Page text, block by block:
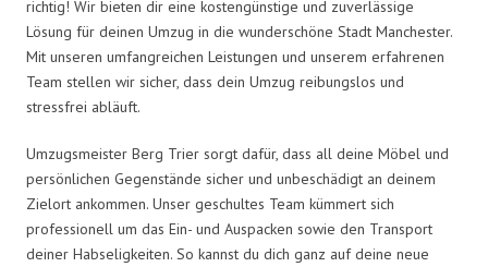
richtig! Wir bieten dir eine kostengünstige und zuverlässige
Lösung für deinen Umzug in die wunderschöne Stadt Manchester.
Mit unseren umfangreichen Leistungen und unserem erfahrenen
Team stellen wir sicher, dass dein Umzug reibungslos und
stressfrei abläuft.
Umzugsmeister Berg Trier sorgt dafür, dass all deine Möbel und
persönlichen Gegenstände sicher und unbeschädigt an deinem
Zielort ankommen. Unser geschultes Team kümmert sich
professionell um das Ein- und Auspacken sowie den Transport
deiner Habseligkeiten. So kannst du dich ganz auf deine neue